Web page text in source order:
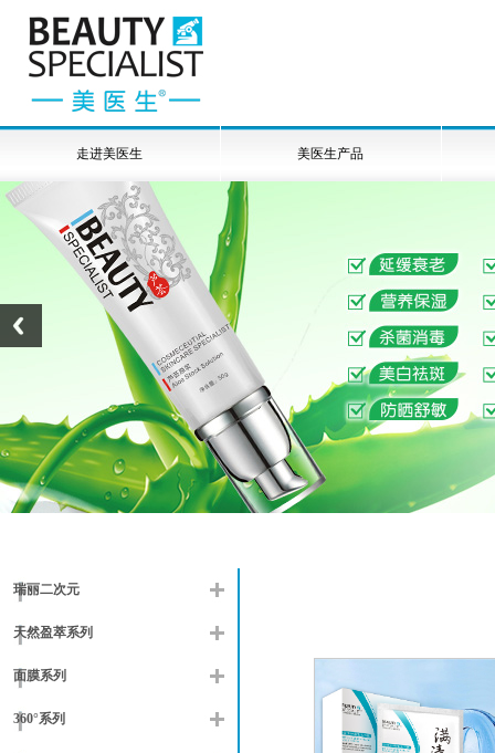
走进美医生 美医生产品
瑞丽二次元
天然盈萃系列
面膜系列
360°系列